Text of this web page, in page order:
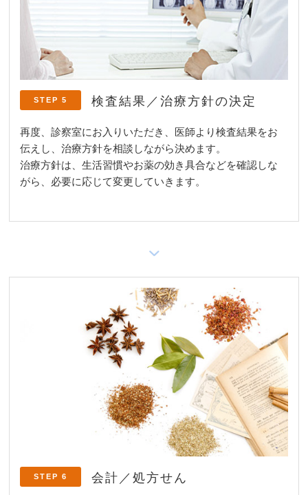
STEP 5 検査結果／治療方針の決定
再度、診察室にお入りいただき、医師より検査結果をお
伝えし、治療方針を相談しながら決めます。
治療方針は、生活習慣やお薬の効き具合などを確認しな
がら、必要に応じて変更していきます。
STEP 6 会計／処方せん